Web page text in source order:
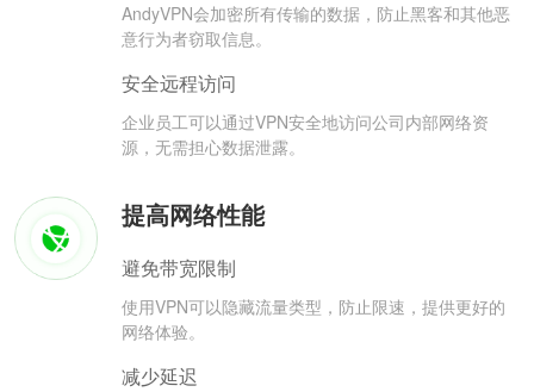
AndyVPN会加密所有传输的数据，防止黑客和其他恶
意行为者窃取信息。
安全远程访问
企业员工可以通过VPN安全地访问公司内部网络资
源，无需担心数据泄露。
提高网络性能
避免带宽限制
使用VPN可以隐藏流量类型，防止限速，提供更好的
网络体验。
减少延迟